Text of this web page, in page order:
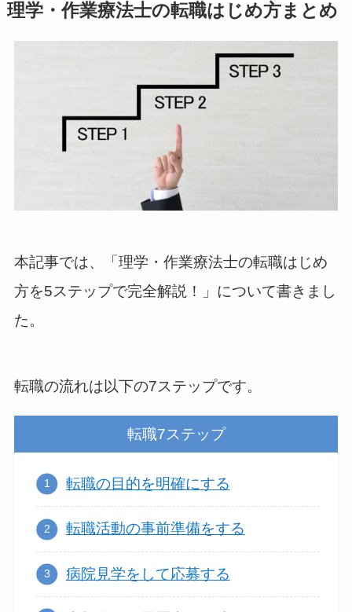
理学・作業療法士の転職はじめ方まとめ
本記事では、「理学・作業療法士の転職はじめ
方を5ステップで完全解説！」について書きまし
た。
転職の流れは以下の7ステップです。
転職7ステップ
転職の目的を明確にする
転職活動の事前準備をする
病院見学をして応募する